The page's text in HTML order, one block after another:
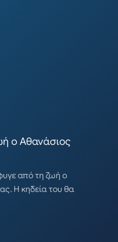
ο Αθανάσιος
από τη ζωή ο
Η κηδεία του θα